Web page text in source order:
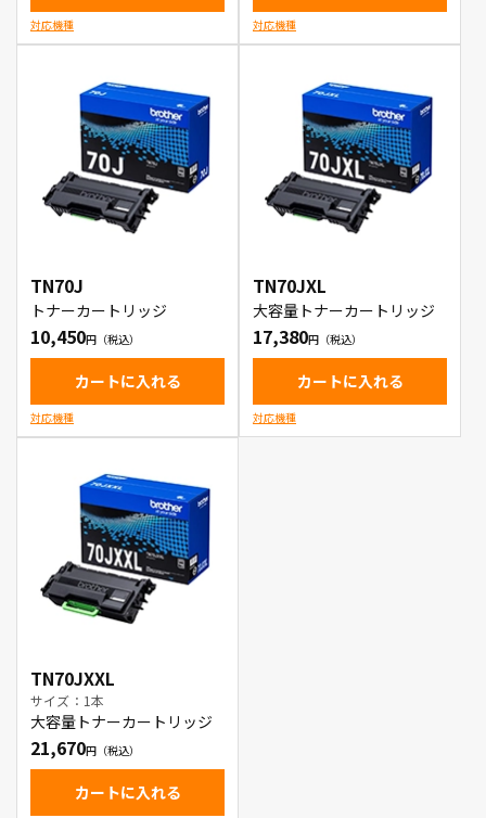
対応機種 対応機種
TN70J
トナーカートリッジ
10,450
カートに入れる
対応機種
TN70JXL
大容量トナーカートリッジ
17,380
カートに入れる
対応機種
TN70JXXL
サイズ：1本
大容量トナーカートリッジ
21,670
カートに入れる